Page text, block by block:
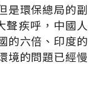
是環保總局的副
聲疾呼，中國人
的六倍、印度的
境的問題已經慢